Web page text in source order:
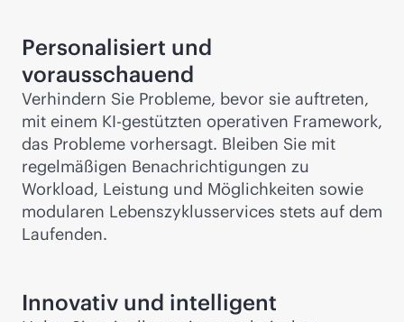
Personalisiert und
vorausschauend
Verhindern Sie Probleme, bevor sie auftreten,
mit einem KI-gestützten operativen Framework,
das Probleme vorhersagt. Bleiben Sie mit
regelmäßigen Benachrichtigungen zu
Workload, Leistung und Möglichkeiten sowie
modularen Lebenszyklusservices stets auf dem
Laufenden.
Innovativ und intelligent